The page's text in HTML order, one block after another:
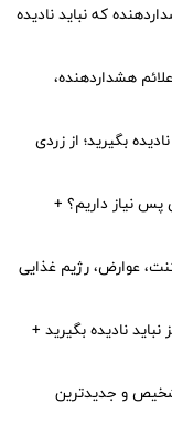
چیست؟ ۱۰ نشانه هشداردهنده که نباید نادیده
هشداردهنده،
بگیرید؛ از زردی
نیاز داریم؟ +
عوارض، رژیم غذایی
که هرگز نباید نادیده بگیرید +
و جدیدترین